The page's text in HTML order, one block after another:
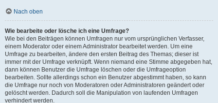
Nach oben
Wie bearbeite oder lösche ich eine Umfrage?
Wie bei den Beiträgen können Umfragen nur vom ursprünglichen Verfasser,
einem Moderator oder einem Administrator bearbeitet werden. Um eine
Umfrage zu bearbeiten, ändere den ersten Beitrag des Themas; dieser ist
immer mit der Umfrage verknüpft. Wenn niemand eine Stimme abgegeben hat,
dann können Benutzer die Umfrage löschen oder die Umfrageoption
bearbeiten. Sollte allerdings schon ein Benutzer abgestimmt haben, so kann
die Umfrage nur noch von Moderatoren oder Administratoren geändert oder
gelöscht werden. Dadurch soll die Manipulation von laufenden Umfragen
verhindert werden.